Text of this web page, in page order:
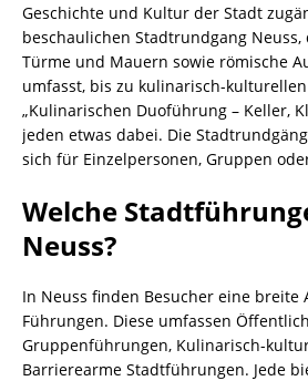
Geschichte und Kultur der Stadt
beschaulichen Stadtrundgang
Türme und Mauern sowie römische
umfasst, bis zu kulinarisch-
„Kulinarischen Duoführung – Keller,
jeden etwas dabei. Die
sich für Einzelpersonen, Gruppen
Welche
Neuss?
In Neuss finden Besucher eine breite
Führungen. Diese umfassen
Gruppenführungen, Kulinarisch-
Barrierearme Stadtführungen. Jede